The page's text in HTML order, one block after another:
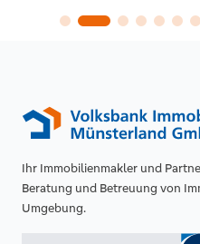
Ihr Immobilienmakler und
Beratung und Betreuung von
Umgebung.